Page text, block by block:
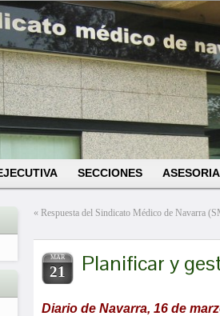
SECCIONES
« Respuesta del Sindicato Médico de Navarra
MAR
21 Planificar y
Diario de Navarra, 16 de